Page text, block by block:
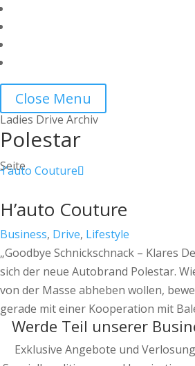
Close Menu
Ladies Drive Archiv
Polestar
Seite
H’auto Couture
Business, Drive, Lifestyle
„Goodbye Schnickschnack – Klares
sich der neue Autobrand Polestar.
von der Masse abheben wollen,
gerade mit einer Kooperation mit
Werde Teil unserer
Exklusive Angebote und